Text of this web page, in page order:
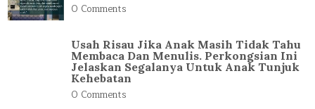
0 Comments
Usah Risau Jika Anak Masih Tidak Tahu
Membaca Dan Menulis. Perkongsian Ini
Jelaskan Segalanya Untuk Anak Tunjuk
Kehebatan
0 Comments